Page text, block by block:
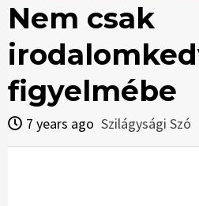
Nem csak
figyelmébe
7 years ago Szilágysági Szó